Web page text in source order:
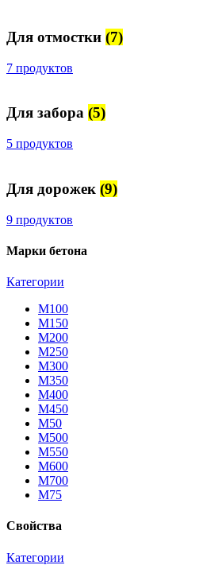
Для отмостки (7)
7 продуктов
Для забора (5)
5 продуктов
Для дорожек (9)
9 продуктов
Марки бетона
Категории
М100
М150
М200
М250
М300
М350
М400
М450
М50
М500
М550
М600
М700
М75
Свойства
Категории